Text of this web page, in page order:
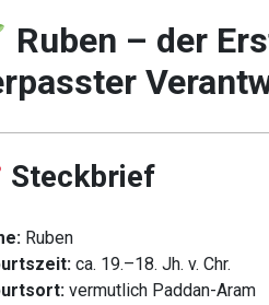
Ruben – der
Steckbrief
Ruben
ca. 19.–18. Jh. v. Chr.
vermutlich Paddan-Aram